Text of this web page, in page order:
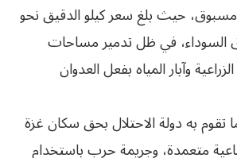
حيث بلغ سعر كيلو الدقيق نحو
السوداء، في ظل تدمير مساحات
وآبار المياه بفعل العدوان
به دولة الاحتلال بحق سكان غزة
متعمدة، وجريمة حرب باستخدام